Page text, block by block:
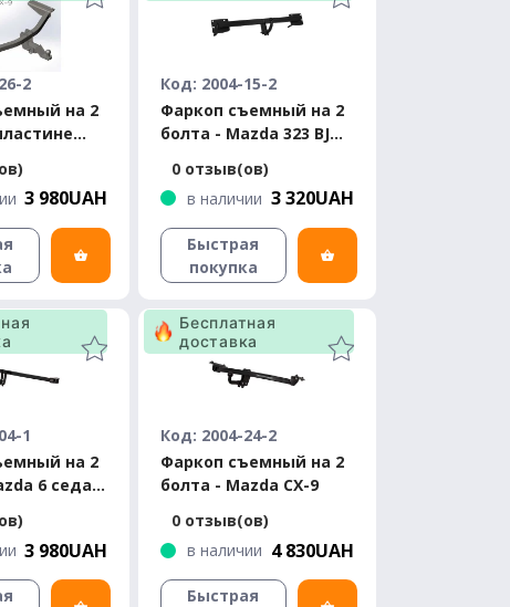
2
на 2
3 980UAH
Код: 2004-15-2
Фаркоп съемный на 2
болта - Mazda 323 BJ
0 отзыв(ов)
в наличии 3 320UAH
Быстрая
покупка
1
на 2
6 седан
3 980UAH
Код: 2004-24-2
Фаркоп съемный на 2
болта - Mazda CX-9
0 отзыв(ов)
в наличии 4 830UAH
Бесплатная
доставка
Быстрая